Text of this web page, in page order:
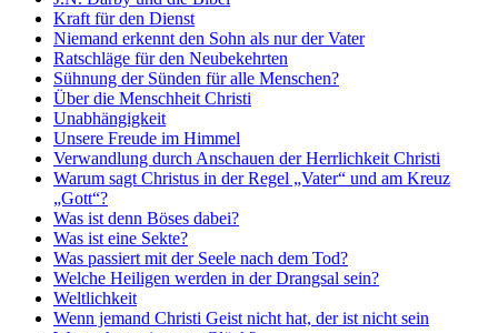
Kraft für den Dienst
Niemand erkennt den Sohn als nur der Vater
Ratschläge für den Neubekehrten
Sühnung der Sünden für alle Menschen?
Über die Menschheit Christi
Unabhängigkeit
Unsere Freude im Himmel
Verwandlung durch Anschauen der Herrlichkeit Christi
Warum sagt Christus in der Regel „Vater“ und am Kreuz
„Gott“?
Was ist denn Böses dabei?
Was ist eine Sekte?
Was passiert mit der Seele nach dem Tod?
Welche Heiligen werden in der Drangsal sein?
Weltlichkeit
Wenn jemand Christi Geist nicht hat, der ist nicht sein